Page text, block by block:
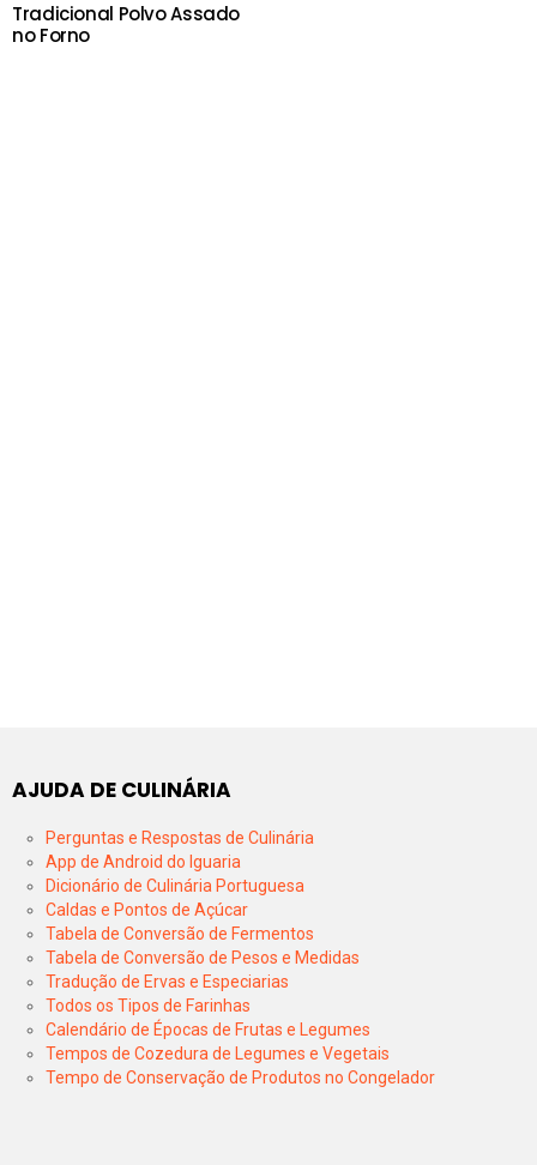
Tradicional Polvo Assado
no Forno
AJUDA DE CULINÁRIA
Perguntas e Respostas de Culinária
App de Android do Iguaria
Dicionário de Culinária Portuguesa
Caldas e Pontos de Açúcar
Tabela de Conversão de Fermentos
Tabela de Conversão de Pesos e Medidas
Tradução de Ervas e Especiarias
Todos os Tipos de Farinhas
Calendário de Épocas de Frutas e Legumes
Tempos de Cozedura de Legumes e Vegetais
Tempo de Conservação de Produtos no Congelador